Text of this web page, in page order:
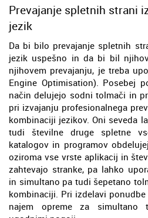
Prevajanje spletnih strani
jezik
Da bi bilo prevajanje spletnih
jezik uspešno in da bi bil
njihovem prevajanju, je treba
Engine Optimisation). Posebej
način delujejo sodni tolmači in
pri izvajanju profesionalnega
kombinaciji jezikov. Oni seveda
tudi številne druge spletne
katalogov in programov
oziroma vse vrste aplikacij in
zahtevajo stranke, pa lahko
in simultano pa tudi šepetano
kombinaciji. Pri izdelavi
najem opreme za simultano